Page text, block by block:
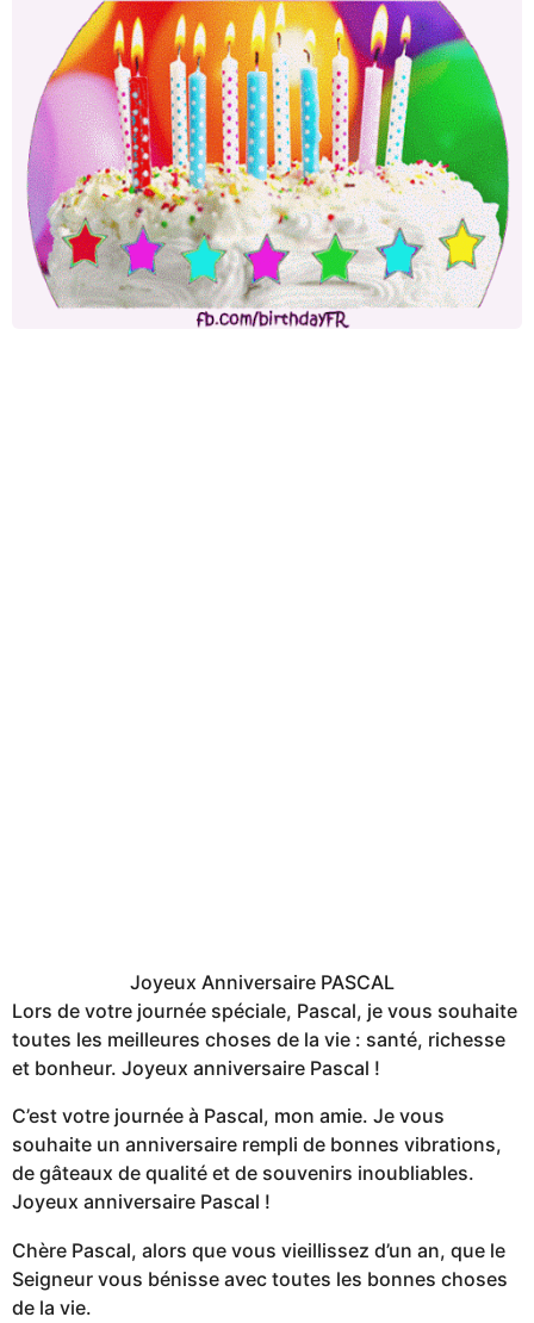
Joyeux Anniversaire PASCAL
Lors de votre journée spéciale, Pascal, je vous souhaite
toutes les meilleures choses de la vie : santé, richesse
et bonheur. Joyeux anniversaire Pascal !
C’est votre journée à Pascal, mon amie. Je vous
souhaite un anniversaire rempli de bonnes vibrations,
de gâteaux de qualité et de souvenirs inoubliables.
Joyeux anniversaire Pascal !
Chère Pascal, alors que vous vieillissez d’un an, que le
Seigneur vous bénisse avec toutes les bonnes choses
de la vie.